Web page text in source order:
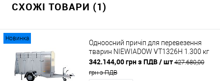
СХОЖІ ТОВАРИ (1)
Новинка
Одноосний причіп для перевезення
тварин NIEWIADOW VT1326H 1.300 кг
342.144,00 грн з ПДВ/ шт 427.680,00
грн з ПДВ